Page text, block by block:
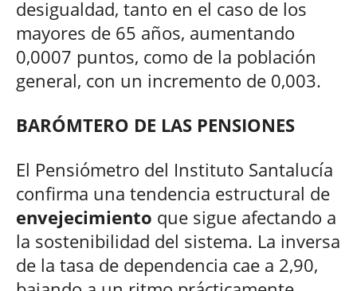
desigualdad, tanto en el caso de los
mayores de 65 años, aumentando
0,0007 puntos, como de la población
general, con un incremento de 0,003.
BARÓMTERO DE LAS PENSIONES
El Pensiómetro del Instituto Santalucía
confirma una tendencia estructural de
envejecimiento que sigue afectando a
la sostenibilidad del sistema. La inversa
de la tasa de dependencia cae a 2,90,